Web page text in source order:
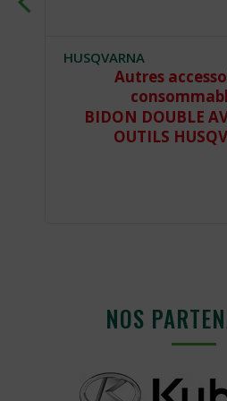
HUSQVARNA
Autres
BIDON DOUBLE
OUTILS
NOS